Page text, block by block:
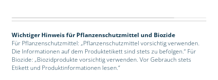
Wichtiger Hinweis für Pflanzenschutzmittel und Biozide
Für Pflanzenschutzmittel: „Pflanzenschutzmittel vorsichtig verwenden.
Die Informationen auf dem Produktetikett sind stets zu befolgen.“ Für
Biozide: „Biozidprodukte vorsichtig verwenden. Vor Gebrauch stets
Etikett und Produktinformationen lesen.“